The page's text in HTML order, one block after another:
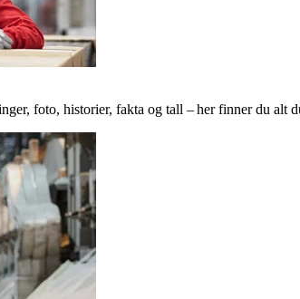
foto, historier, fakta og tall – her finner du alt